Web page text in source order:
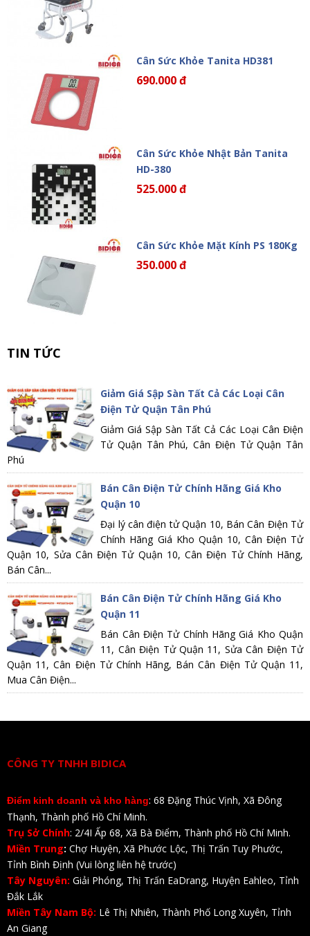
Cân Sức Khỏe Tanita HD381
690.000 đ
Cân Sức Khỏe Nhật Bản Tanita
HD-380
525.000 đ
Cân Sức Khỏe Mặt Kính PS 180Kg
350.000 đ
TIN TỨC
Giảm Giá Sập Sàn Tất Cả Các Loại Cân
Điện Tử Quận Tân Phú
Giảm Giá Sập Sàn Tất Cả Các Loại Cân Điện
Tử Quận Tân Phú, Cân Điện Tử Quận Tân
Phú
Bán Cân Điện Tử Chính Hãng Giá Kho
Quận 10
Đại lý cân điện tử Quận 10, Bán Cân Điện Tử
Chính Hãng Giá Kho Quận 10, Cân Điện Tử
Quận 10, Sửa Cân Điện Tử Quận 10, Cân Điện Tử Chính Hãng,
Bán Cân...
Bán Cân Điện Tử Chính Hãng Giá Kho
Quận 11
Bán Cân Điện Tử Chính Hãng Giá Kho Quận
11, Cân Điện Tử Quận 11, Sửa Cân Điện Tử
Quận 11, Cân Điện Tử Chính Hãng, Bán Cân Điện Tử Quận 11,
Mua Cân Điện...
CÔNG TY TNHH BIDICA
Điểm kinh doanh và kho hàng: 68 Đặng Thúc Vịnh, Xã Đông
Thạnh, Thành phố Hồ Chí Minh.
Trụ Sở Chính: 2/4I Ấp 68, Xã Bà Điểm, Thành phố Hồ Chí Minh.
Miền Trung: Chợ Huyện, Xã Phước Lộc, Thị Trấn Tuy Phước,
Tỉnh Bình Định (Vui lòng liên hệ trước)
Tây Nguyên: Giải Phóng, Thị Trấn EaDrang, Huyện Eahleo, Tỉnh
Đắk Lắk
Miền Tây Nam Bộ: Lê Thị Nhiên, Thành Phố Long Xuyên, Tỉnh
An Giang